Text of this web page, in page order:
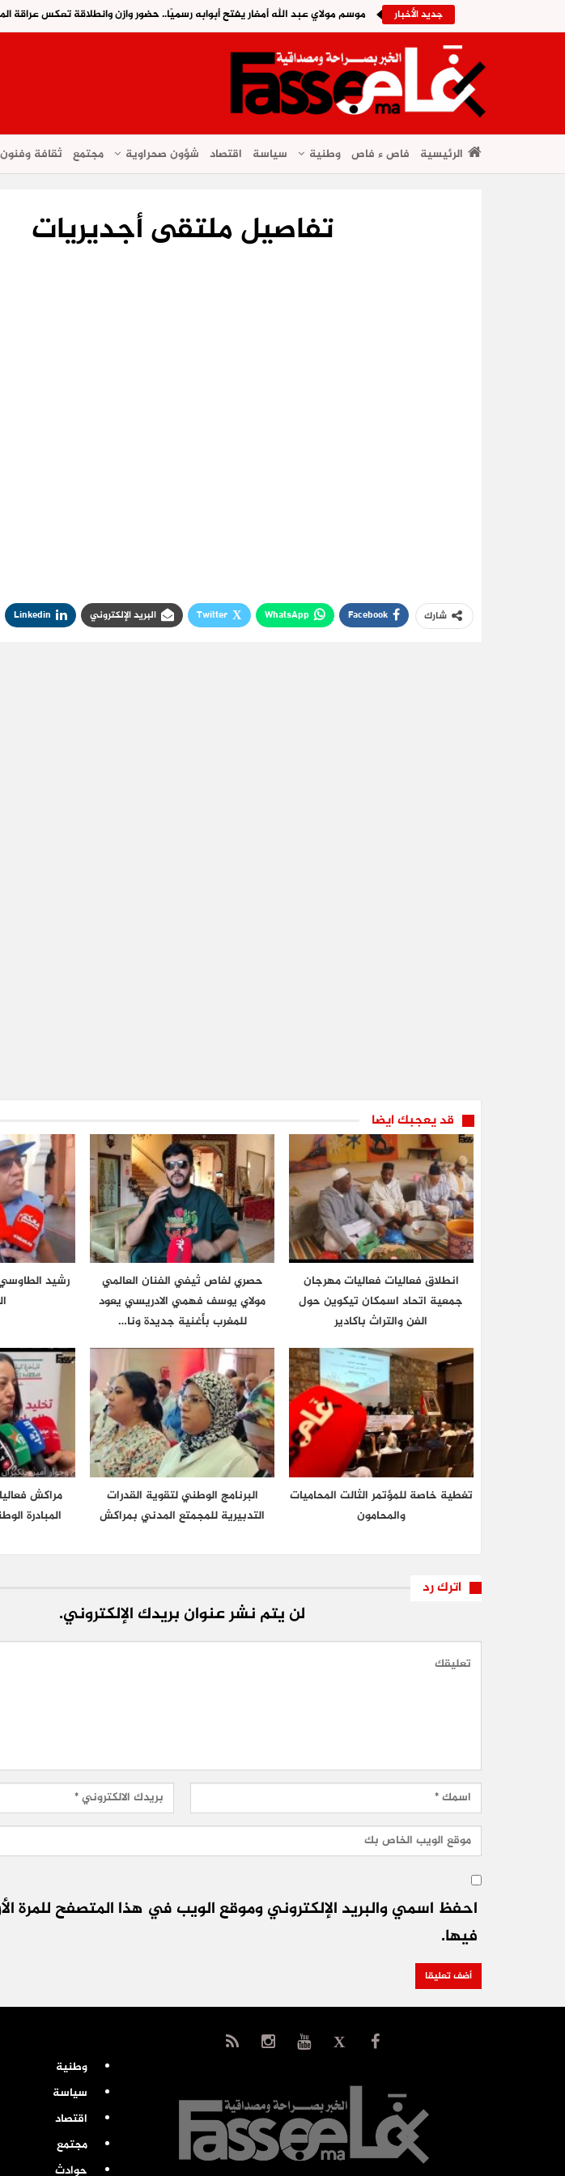
جديد الأخبار موسم مولاي عبد الله أمغار يفتح أبوابه رسميًا.. حضور وازن وانطلاقة تعكس عراقة
الرئيسية فاص ء فاص وطنية سياسة اقتصاد شؤون صحراوية مجتمع ثقافة وفنون
تفاصيل ملتقى أجديريات
شارك Facebook
WhatsApp
Twitter البريد الإلكتروني Linkedin
قد يعجبك ايضا
انطلاق فعاليات فعاليات مهرجان
جمعية اتحاد اسمكان تيكوين حول
الفن والتراث باكادير
حصري لفاص ثيفي الفنان العالمي
مولاي يوسف فهمي الادريسي يعود
للمغرب بأغنية جديدة ونا…
رشيد
تغطية خاصة للمؤتمر الثالت المحاميات
والمحامون
البرنامج الوطني لتقوية القدرات
التدبيرية للمجمتع المدني بمراكش
مراكش
المبادرة
اترك رد
لن يتم نشر عنوان بريدك الإلكتروني.
احفظ اسمي والبريد الإلكتروني وموقع الويب في هذا المتصفح للمرة
فيها.
وطنية
سياسة
اقتصاد
مجتمع
حوادث